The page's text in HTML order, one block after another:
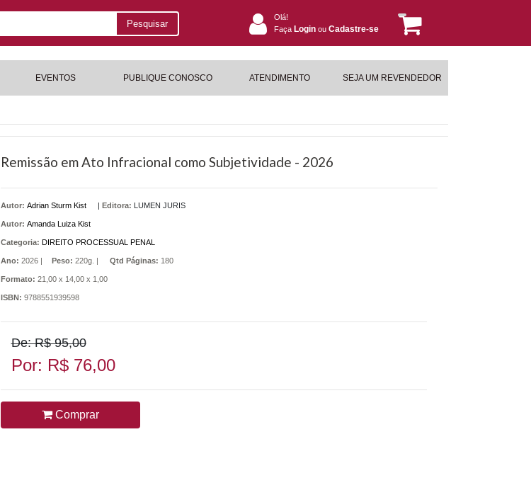
Pesquisar
Olá!
Faça Login ou Cadastre-se
EVENTOS PUBLIQUE CONOSCO ATENDIMENTO SEJA UM REVENDEDOR
Remissão em Ato Infracional como Subjetividade - 2026
Autor: Adrian Sturm Kist
Autor: Amanda Luiza Kist
| Editora: LUMEN JURIS
Categoria: DIREITO PROCESSUAL PENAL
Ano: 2026 | Peso: 220g. | Qtd Páginas: 180
Formato: 21,00 x 14,00 x 1,00
ISBN: 9788551939598
De: R$ 95,00
Por: R$ 76,00
Comprar